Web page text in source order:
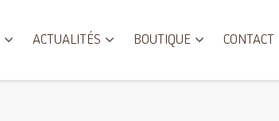
ACTUALITÉS BOUTIQUE CONTACT